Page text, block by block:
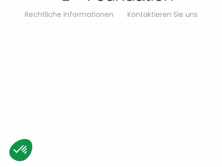
Kontaktieren Sie uns
Rechtliche Informationen